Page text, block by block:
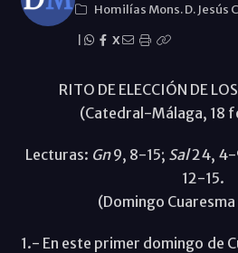
Homilías Mons. D. Jesús
X
RITO DE ELECCIÓN DE
(Catedral-Málaga, 18
Lecturas: Gn9, 8-15; Sal24, 4-
12-15.
(Domingo
1.- En este primer domingo de